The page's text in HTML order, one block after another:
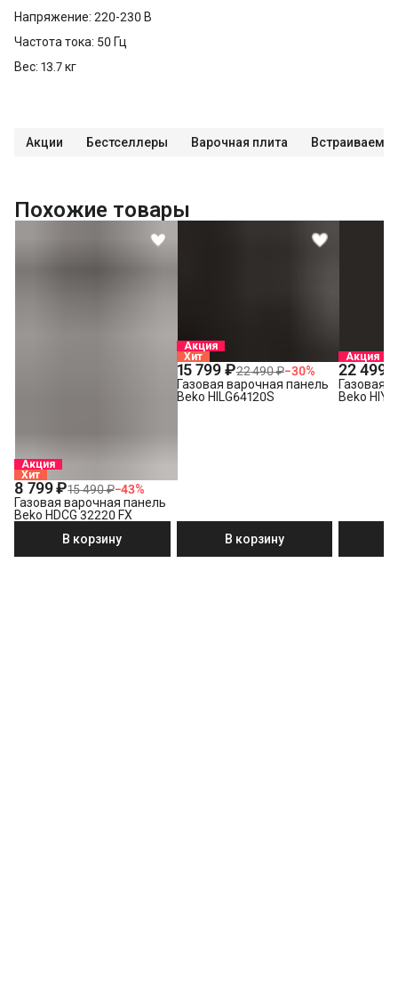
Напряжение: 220-230 В
Частота тока: 50 Гц
Вес: 13.7 кг
Акции Бестселлеры Варочная плита
Похожие товары
Акция
Хит
8 799 ₽15 490 ₽−43%
Газовая варочная панель
Beko HDCG 32220 FX
В корзину
Акция
Хит
15 799 ₽22 490 ₽−30%
Газовая варочная панель
Beko HILG64120S
В корзину
Акция
22 499
Газовая
Beko